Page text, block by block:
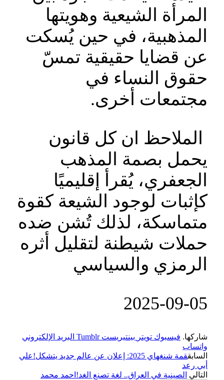
المرأة الشيعية وهويتها
المذهبية، في حين يُسكت
عن قضايا حقيقية تمسّ
حقوق النساء في
مجتمعات أخرى.
الملاحظ ان كل قانون
يحمل بصمة المذهب
الجعفري، يُقرأ إقليميًا
كإثبات لوجود الشيعة كقوة
متماسكة، لذلك تُشن ضده
حملات شيطنة لتقليل أثره
الرمزي والسياسي
‎2025-‎09-‎05
شاركها. فيسبوك تويتر بينتيريست Tumblr البريد الإلكتروني
واتساب
السابق
قمة شنغهاي 2025: إعلان عن عالم جديد يتشكل!علي
أبي رعد
التالي الصينية في العراق.. لغة تصنع الغد!احمد محمد